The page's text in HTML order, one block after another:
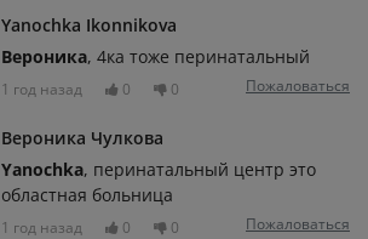
Yanochka Ikonnikova
Вероника, 4ка тоже перинатальный
1 год назад 0 0 Пожаловаться
Вероника Чулкова
Yanochka, перинатальный центр это
областная больница
1 год назад 0 0 Пожаловаться